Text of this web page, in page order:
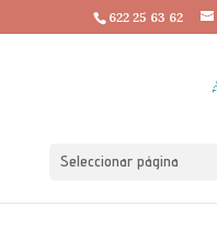
622 25 63 62
Seleccionar página